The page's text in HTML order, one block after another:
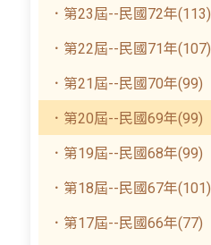
．第23屆--民國72年(113)
．第22屆--民國71年(107)
．第21屆--民國70年(99)
．第20屆--民國69年(99)
．第19屆--民國68年(99)
．第18屆--民國67年(101)
．第17屆--民國66年(77)